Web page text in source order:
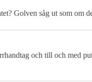
Golven såg ut som om
och till och med